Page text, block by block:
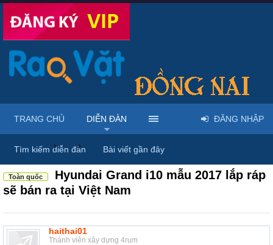
Diễn đàn ... Mua bán xe đạp, xe máy, ô tô
Toàn quốc
Hyundai Grand i10 mẫu 2017 lắp ráp
sẽ bán ra tại Việt Nam
haithai01
Thành viên xây dựng 4rum
TRANG CHỦ DIỄN ĐÀN
Tìm kiếm diễn đàn Bài viết gần đây
ĐĂNG NHẬP